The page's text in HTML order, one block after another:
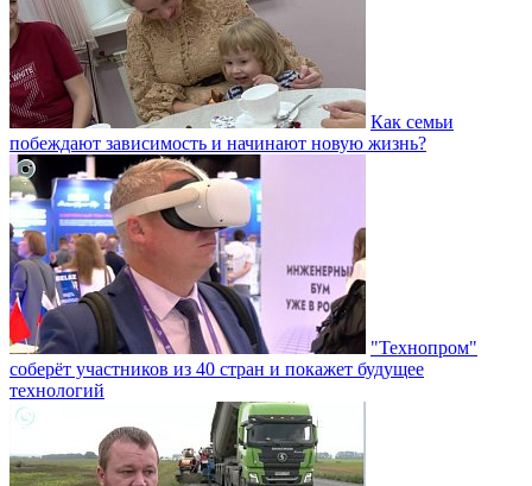
Как семьи
побеждают зависимость и начинают новую жизнь?
"Технопром"
соберёт участников из 40 стран и покажет будущее
технологий